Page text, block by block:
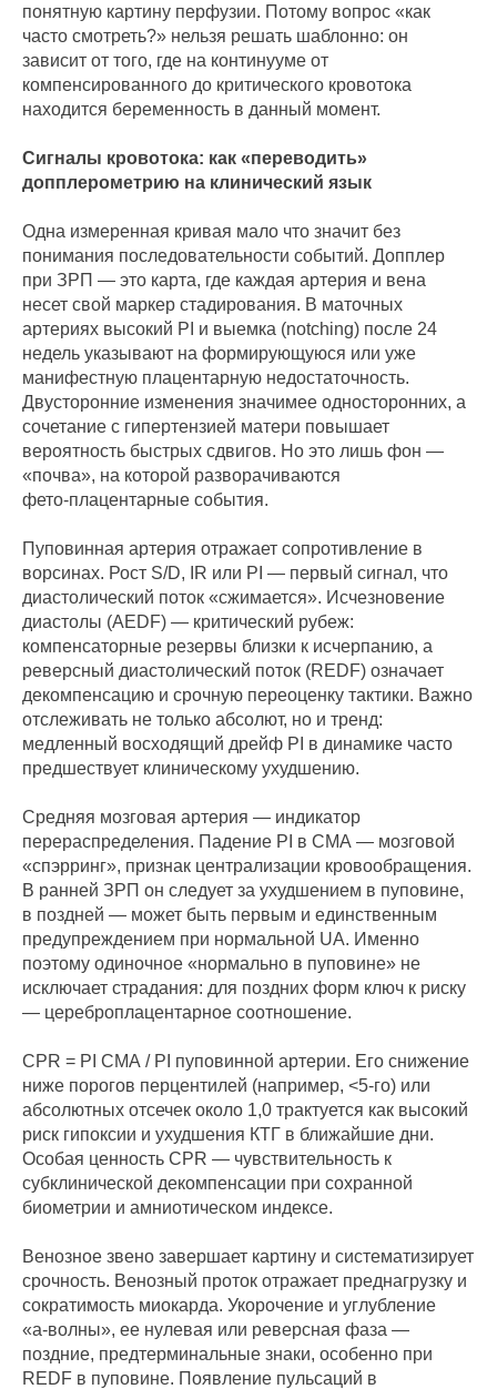
понятную картину перфузии. Потому вопрос «как
часто смотреть?» нельзя решать шаблонно: он
зависит от того, где на континууме от
компенсированного до критического кровотока
находится беременность в данный момент.
Сигналы кровотока: как «переводить»
допплерометрию на клинический язык
Одна измеренная кривая мало что значит без
понимания последовательности событий. Допплер
при ЗРП — это карта, где каждая артерия и вена
несет свой маркер стадирования. В маточных
артериях высокий PI и выемка (notching) после 24
недель указывают на формирующуюся или уже
манифестную плацентарную недостаточность.
Двусторонние изменения значимее односторонних, а
сочетание с гипертензией матери повышает
вероятность быстрых сдвигов. Но это лишь фон —
«почва», на которой разворачиваются
фето‑плацентарные события.
Пуповинная артерия отражает сопротивление в
ворсинах. Рост S/D, IR или PI — первый сигнал, что
диастолический поток «сжимается». Исчезновение
диастолы (AEDF) — критический рубеж:
компенсаторные резервы близки к исчерпанию, а
реверсный диастолический поток (REDF) означает
декомпенсацию и срочную переоценку тактики. Важно
отслеживать не только абсолют, но и тренд:
медленный восходящий дрейф PI в динамике часто
предшествует клиническому ухудшению.
Средняя мозговая артерия — индикатор
перераспределения. Падение PI в СМА — мозговой
«спэрринг», признак централизации кровообращения.
В ранней ЗРП он следует за ухудшением в пуповине,
в поздней — может быть первым и единственным
предупреждением при нормальной UA. Именно
поэтому одиночное «нормально в пуповине» не
исключает страдания: для поздних форм ключ к риску
— цереброплацентарное соотношение.
CPR = PI СМА / PI пуповинной артерии. Его снижение
ниже порогов перцентилей (например, <5‑го) или
абсолютных отсечек около 1,0 трактуется как высокий
риск гипоксии и ухудшения КТГ в ближайшие дни.
Особая ценность CPR — чувствительность к
субклинической декомпенсации при сохранной
биометрии и амниотическом индексе.
Венозное звено завершает картину и систематизирует
срочность. Венозный проток отражает преднагрузку и
сократимость миокарда. Укорочение и углубление
«а‑волны», ее нулевая или реверсная фаза —
поздние, предтерминальные знаки, особенно при
REDF в пуповине. Появление пульсаций в